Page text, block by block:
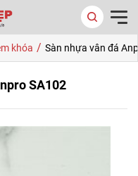
khóa / Sàn nhựa vân đá
SA102